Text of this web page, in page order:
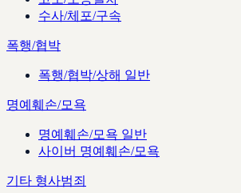
수사/체포/구속
폭행/협박
폭행/협박/상해 일반
명예훼손/모욕
명예훼손/모욕 일반
사이버 명예훼손/모욕
기타 형사범죄